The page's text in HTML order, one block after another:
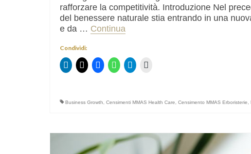
rafforzare la competitività. Introduzione Nel
del benessere naturale stia entrando in una
e da … Continua
Condividi:
Business Growth Censimenti MMAS Health Care Censimento MMAS Erboristerie